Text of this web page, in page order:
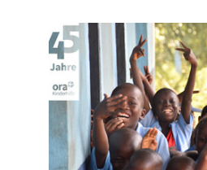
Schlotterbeck
Hochwertige
Größe: L
Passform: Slim Fit
Farbe: weiß
Marke: Adidas
Mit dem Erlös dieser
ora Kinderhilfe